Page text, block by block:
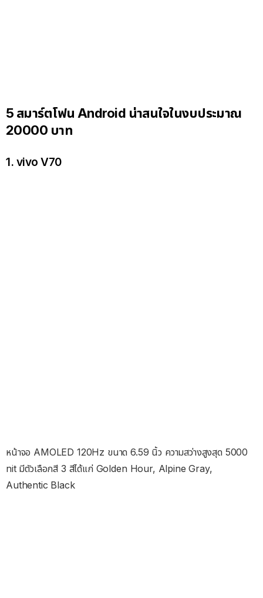
5 สมาร์ตโฟน Android น่าสนใจในงบประมาณ
20000 บาท
1. vivo V70
หน้าจอ AMOLED 120Hz ขนาด 6.59 นิ้ว ความสว่างสูงสุด 5000
nit มีตัวเลือกสี 3 สีได้แก่ Golden Hour, Alpine Gray,
Authentic Black